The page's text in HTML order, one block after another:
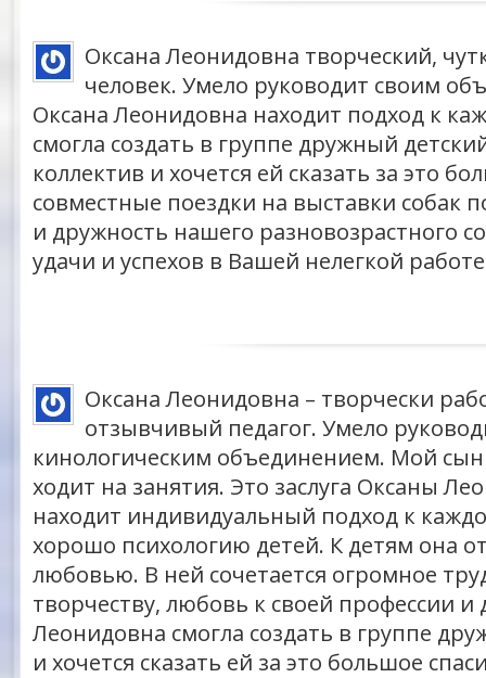
Оксана Леонидовна творческий,
человек. Умело руководит своим
Оксана Леонидовна находит подход к
смогла создать в группе дружный
коллектив и хочется ей сказать за это
совместные поездки на выставки собак
и дружность нашего разновозрастного
удачи и успехов в Вашей нелегкой
Оксана Леонидовна – творчески
отзывчивый педагог. Умело
кинологическим объединением. Мой
ходит на занятия. Это заслуга Оксаны
находит индивидуальный подход к
хорошо психологию детей. К детям она
любовью. В ней сочетается огромное
творчеству, любовь к своей профессии и
Леонидовна смогла создать в группе
и хочется сказать ей за это большое